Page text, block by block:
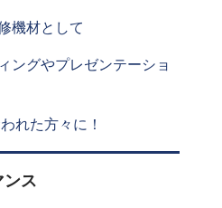
機材として
ングやプレゼンテーショ
れた方々に！
ス